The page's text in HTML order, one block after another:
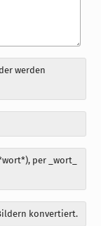
werden
per _wort_
konvertiert.